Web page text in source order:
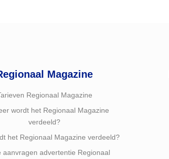
Magazine
Regionaal Magazine
wordt het Regionaal Magazine
verdeeld?
het Regionaal Magazine verdeeld?
aanvragen advertentie Regionaal